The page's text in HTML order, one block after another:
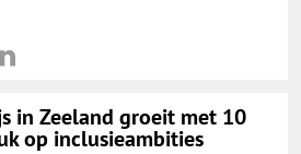
in Zeeland groeit met 10
op inclusieambities